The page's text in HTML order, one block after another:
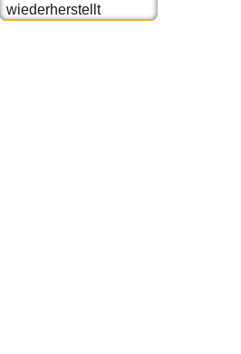
wiederherstellt